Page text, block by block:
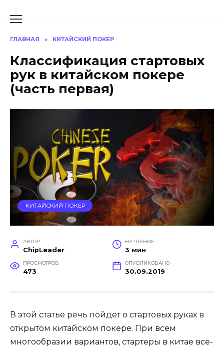
ГЛАВНАЯ » КИТАЙСКИЙ ПОКЕР
Классификация стартовых
рук в китайском покере
(часть первая)
КИТАЙСКИЙ ПОКЕР
АВТОР
ChipLeader
НА ЧТЕНИЕ
3 мин
ПРОСМОТРОВ
473
ОПУБЛИКОВАНО
30.09.2019
В этой статье речь пойдет о стартовых руках в
открытом китайском покере. При всем
многообразии вариантов, стартеры в китае все-